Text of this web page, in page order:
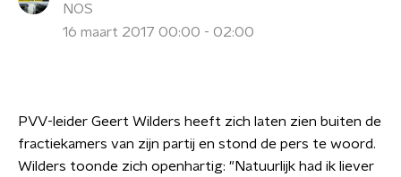
NOS
16 maart 2017 00:00 - 02:00
PVV-leider Geert Wilders heeft zich laten zien buiten de
fractiekamers van zijn partij en stond de pers te woord.
Wilders toonde zich openhartig: "Natuurlijk had ik liever